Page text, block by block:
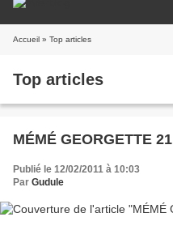
Accueil » Top articles
Top articles
MÉMÉ GEORGETTE 21
Publié le 12/02/2011 à 10:03
Par Gudule